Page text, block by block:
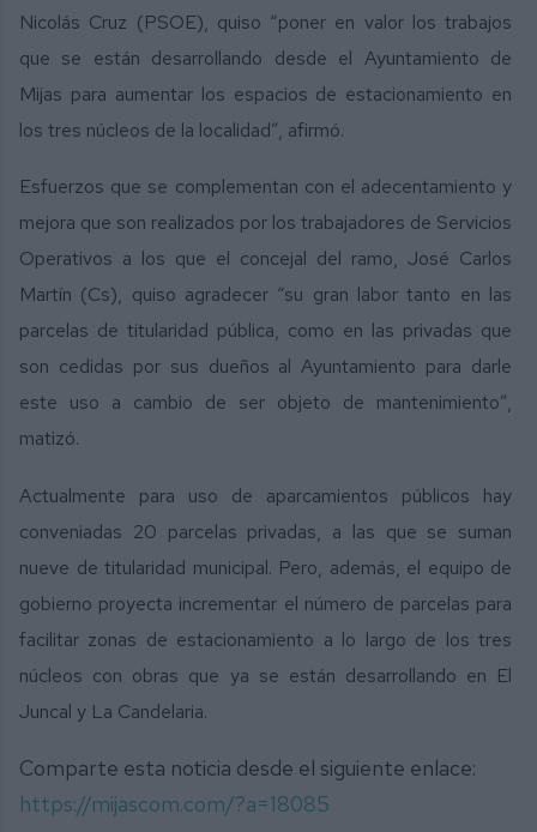
Nicolás Cruz (PSOE), quiso “poner en valor los trabajos
que se están desarrollando desde el Ayuntamiento de
Mijas para aumentar los espacios de estacionamiento en
los tres núcleos de la localidad”, afirmó.
Esfuerzos que se complementan con el adecentamiento y
mejora que son realizados por los trabajadores de Servicios
Operativos a los que el concejal del ramo, José Carlos
Martín (Cs), quiso agradecer “su gran labor tanto en las
parcelas de titularidad pública, como en las privadas que
son cedidas por sus dueños al Ayuntamiento para darle
este uso a cambio de ser objeto de mantenimiento”,
matizó.
Actualmente para uso de aparcamientos públicos hay
conveniadas 20 parcelas privadas, a las que se suman
nueve de titularidad municipal. Pero, además, el equipo de
gobierno proyecta incrementar el número de parcelas para
facilitar zonas de estacionamiento a lo largo de los tres
núcleos con obras que ya se están desarrollando en El
Juncal y La Candelaria.
Comparte esta noticia desde el siguiente enlace:
https://mijascom.com/?a=18085